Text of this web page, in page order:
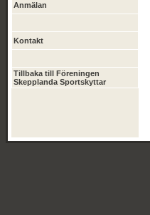
Anmälan
Kontakt
Tillbaka till Föreningen
Skepplanda Sportskyttar